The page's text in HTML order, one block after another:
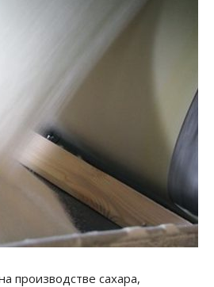
производстве сахара,